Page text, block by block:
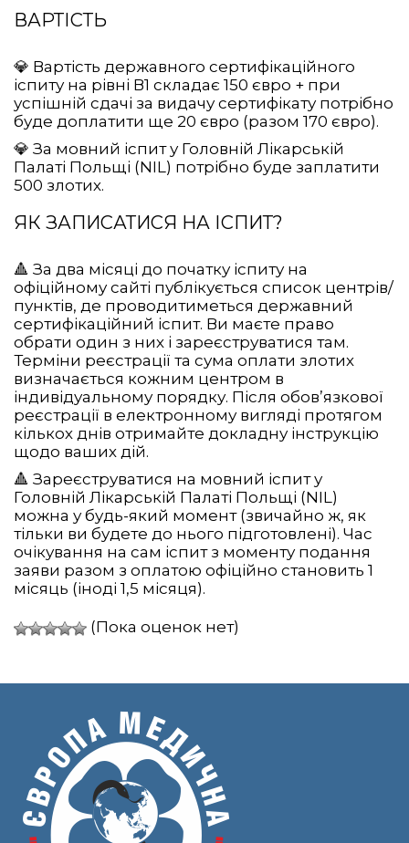
ВАРТІСТЬ
💎 Вартість державного сертифікаційного
іспиту на рівні В1 складає 150 євро + при
успішній сдачі за видачу сертифікату потрібно
буде доплатити ще 20 євро (разом 170 євро).
💎 За мовний іспит у Головній Лікарській
Палаті Польщі (NIL) потрібно буде заплатити
500 злотих.
ЯК ЗАПИСАТИСЯ НА ІСПИТ?
🔺 За два місяці до початку іспиту на
офіційному сайті публікується список центрів/
пунктів, де проводитиметься державний
сертифікаційний іспит. Ви маєте право
обрати один з них і зареєструватися там.
Терміни реєстрації та сума оплати злотих
визначається кожним центром в
індивідуальному порядку. Після обов’язкової
реєстрації в електронному вигляді протягом
кількох днів отримайте докладну інструкцію
щодо ваших дій.
🔺 Зареєструватися на мовний іспит у
Головній Лікарській Палаті Польщі (NIL)
можна у будь-який момент (звичайно ж, як
тільки ви будете до нього підготовлені). Час
очікування на сам іспит з моменту подання
заяви разом з оплатою офіційно становить 1
місяць (іноді 1,5 місяця).
(Пока оценок нет)